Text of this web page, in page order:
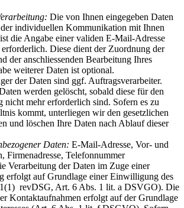
Die von Ihnen eingegeben Daten
individuellen Kommunikation mit Ihnen
die Angabe einer validen E-Mail-Adresse
Diese dient der Zuordnung der
der anschliessenden Bearbeitung Ihres
weiterer Daten ist optional.
der Daten sind ggf. Auftragsverarbeiter.
werden gelöscht, sobald diese für den
nicht mehr erforderlich sind. Sofern es zu
kommt, unterliegen wir den gesetzlichen
und löschen Ihre Daten nach Ablauf dieser
Daten: E-Mail-Adresse, Vor- und
Firmenadresse, Telefonnummer
Verarbeitung der Daten im Zuge einer
erfolgt auf Grundlage einer Einwilligung des
revDSG, Art. 6 Abs. 1 lit. a DSVGO). Die
Kontaktaufnahmen erfolgt auf der Grundlage